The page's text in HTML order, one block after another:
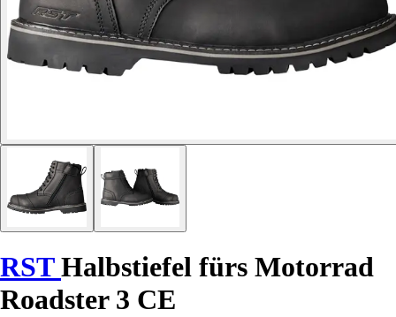
RSTHalbstiefel fürs Motorrad
Roadster 3 CE